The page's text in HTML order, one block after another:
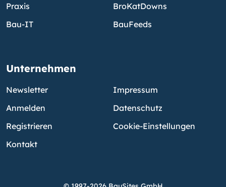
Praxis
Bau-IT
BroKatDowns
BauFeeds
Unternehmen
Newsletter
Anmelden
Registrieren
Kontakt
Impressum
Datenschutz
Cookie-Einstellungen